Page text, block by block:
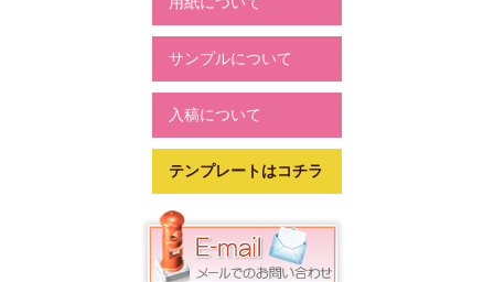
サンプルについて
入稿について
テンプレートはコチラ